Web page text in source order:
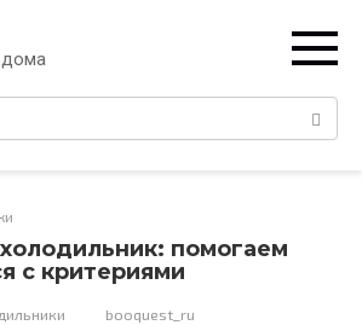
дома
помогаем
с критериями
booquest_ru